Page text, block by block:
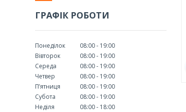
ГРАФІК РОБОТИ
Понеділок 08:00
19:00
Вівторок
08:00
19:00
Середа
08:00
19:00
Четвер
08:00
19:00
Пʼятниця
08:00
19:00
Субота
08:00
19:00
Неділя
08:00 18:00